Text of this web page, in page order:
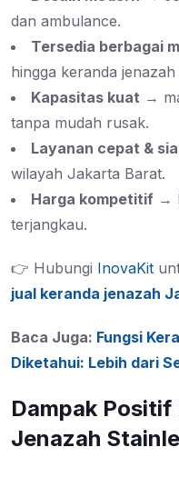
dan ambulance.
Tersedia berbagai
hingga keranda
Kapasitas kuat →
tanpa mudah rusak.
Layanan cepat &
wilayah Jakarta Barat.
Harga kompetitif →
terjangkau.
👉 Hubungi InovaKit
jual keranda jenazah
Baca Juga: Fungsi
Diketahui: Lebih dari
Dampak
Jenazah